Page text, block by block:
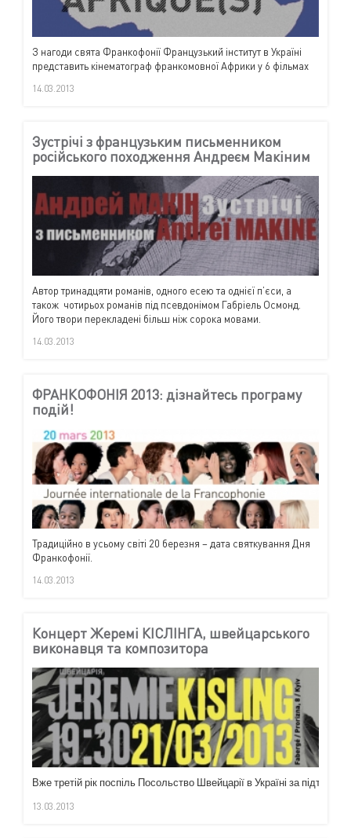
З нагоди свята Франкофонії Французький інститут в Україні
представить кінематограф франкомовної Африки у 6 фільмах
14.03.2013
Зустрічі з французьким письменником
російського походження Андреєм Макіним
Автор тринадцяти романів, одного есею та однієї п’єси, а
також чотирьох романів під псевдонімом Габріель Осмонд.
Його твори перекладені більш ніж сорока мовами.
14.03.2013
ФРАНКОФОНІЯ 2013: дізнайтесь програму
подій!
Традиційно в усьому світі 20 березня – дата святкування Дня
Франкофонії.
14.03.2013
Концерт Жеремі КІСЛІНГА, швейцарського
виконавця та композитора
Вже третій рік поспіль Посольство Швейцарії в Україні за підтримки
13.03.2013